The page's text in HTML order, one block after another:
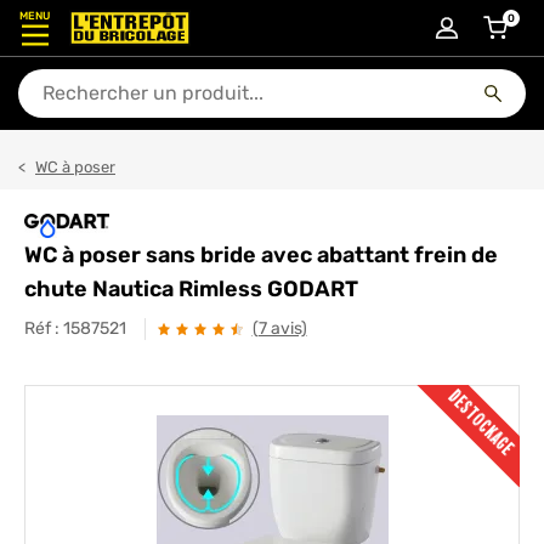
MENU
En quoi puis-je vous aider ?
0article
WC à poser
WC à poser sans bride avec abattant frein de
chute Nautica Rimless GODART
Réf : 1587521 (7 avis)
DESTOCKAGE